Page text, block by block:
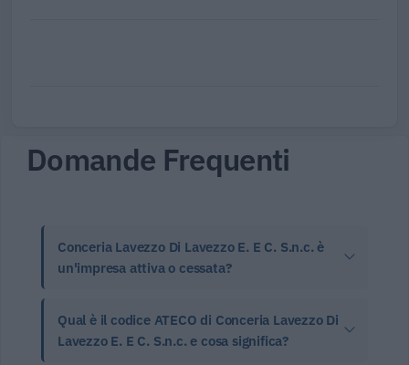
Domande Frequenti
Conceria Lavezzo Di Lavezzo E. E C. S.n.c. è
un'impresa attiva o cessata?
Qual è il codice ATECO di Conceria Lavezzo Di
Lavezzo E. E C. S.n.c. e cosa significa?